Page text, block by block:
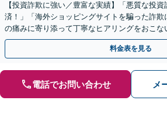
【投資詐欺に強い／豊富な実績】「悪質な投
済！」「海外ショッピングサイトを騙った詐欺
の痛みに寄り添って丁寧なヒアリングをおこな
金が得られるよう尽力します！
料金表を見る
電話でお問い合わせ メ